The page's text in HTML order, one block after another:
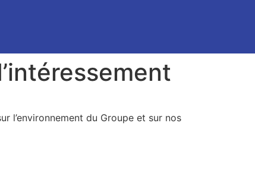
l’environnement du Groupe et sur nos